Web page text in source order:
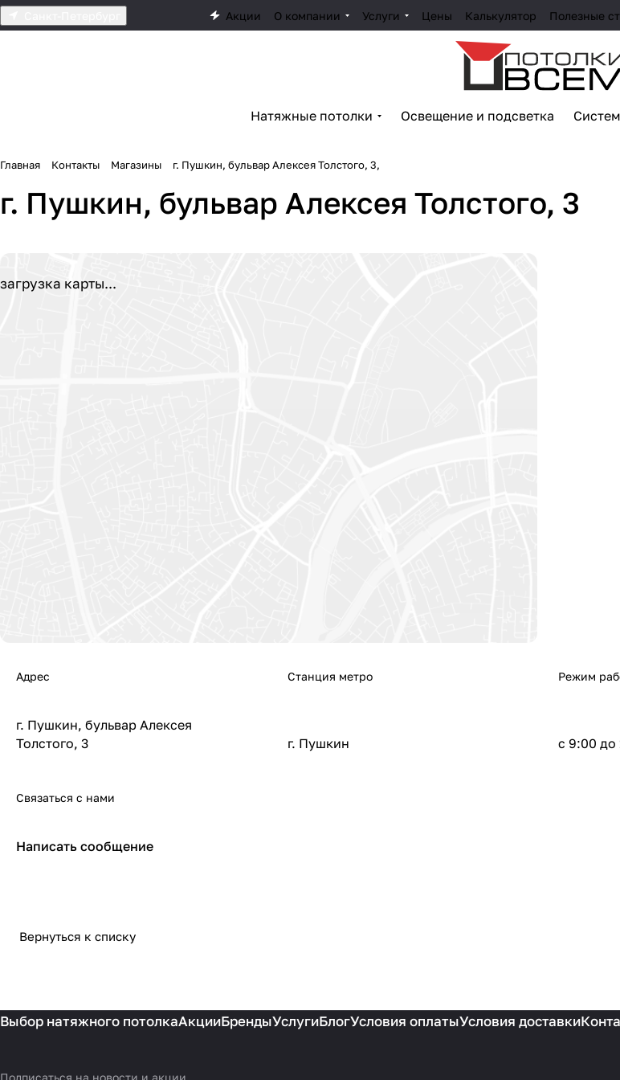
Акции О компании Услуги Цены Калькулятор Полезные
Натяжные потолки Освещение и подсветка
Главная Контакты Магазины г. Пушкин, бульвар Алексея Толстого, 3,
г. Пушкин, бульвар Алексея Толстого, 3
загрузка карты...
Адрес
г. Пушкин, бульвар Алексея
Толстого, 3
Станция метро
г. Пушкин
Режим
с 9:00 до
Связаться с нами
Написать сообщение
Вернуться к списку
Выбор натяжного потолкаАкцииБрендыУслугиБлогУсловия оплатыУсловия доставки